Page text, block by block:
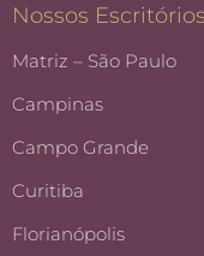
Nossos Escritórios
Matriz – São Paulo
Campinas
Campo Grande
Curitiba
Florianópolis